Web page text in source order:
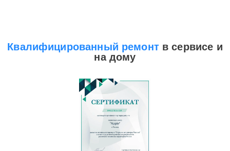
Квалифицированный ремонтв сервисе и
на дому